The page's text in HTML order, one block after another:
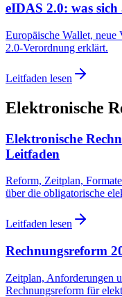
eIDAS 2.0: was
Europäische Wallet,
2.0-Verordnung erklärt.
Leitfaden lesen
Elektronische
Elektronische
Leitfaden
Reform, Zeitplan,
über die obligatorische
Leitfaden lesen
Rechnungsreform
Zeitplan, Anforderungen
Rechnungsreform für